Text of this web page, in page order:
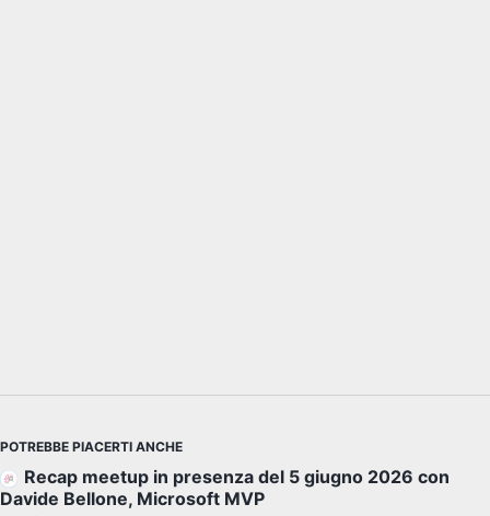
POTREBBE PIACERTI ANCHE
Recap meetup in presenza del 5 giugno 2026 con
Davide Bellone, Microsoft MVP